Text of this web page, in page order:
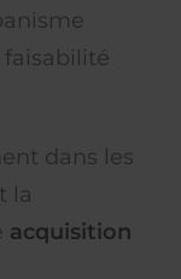
faisabilité
dans les
la
acquisition